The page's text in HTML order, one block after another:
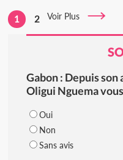
1 2 Voir Plus
Gabon : Depuis
Oligui Nguema
Oui
Non
Sans avis